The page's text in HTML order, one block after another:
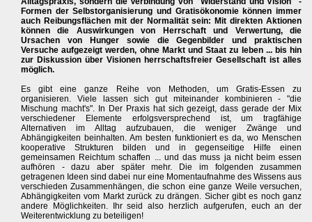
Formen der Selbstorganisierung und Gratisökonomie können immer
auch Reibungsflächen mit der Normalität sein: Mit direkten Aktionen
können die Auswirkungen von Herrschaft und Verwertung, die
Ursachen von Hunger sowie die Gegenbilder und praktischen
Versuche aufgezeigt werden, ohne Markt und Staat zu leben ... bis hin
zur Diskussion über Visionen herrschaftsfreier Gesellschaft ist alles
möglich.
Es gibt eine ganze Reihe von Methoden, um Gratis-Essen zu
organisieren. Viele lassen sich gut miteinander kombinieren - "die
Mischung macht's". In Der Praxis hat sich gezeigt, dass gerade der Mix
verschiedener Elemente erfolgsversprechend ist, um tragfähige
Alternativen im Alltag aufzubauen, die weniger Zwänge und
Abhängigkeiten beinhalten. Am besten funktioniert es da, wo Menschen
kooperative Strukturen bilden und in gegenseitige Hilfe einen
gemeinsamen Reichtum schaffen ... und das muss ja nicht beim essen
aufhören - dazu aber später mehr. Die im folgenden zusammen
getragenen Ideen sind dabei nur eine Momentaufnahme des Wissens aus
verschieden Zusammenhängen, die schon eine ganze Weile versuchen,
Abhängigkeiten vom Markt zurück zu drängen. Sicher gibt es noch ganz
andere Möglichkeiten. Ihr seid also herzlich aufgerufen, euch an der
Weiterentwicklung zu beteiligen!